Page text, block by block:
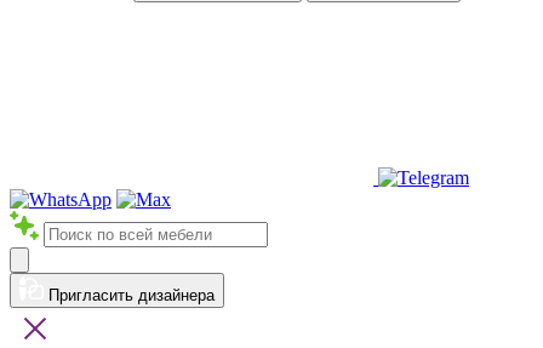
Пригласить дизайнера